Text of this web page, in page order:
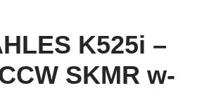
K525i –
SKMR w-